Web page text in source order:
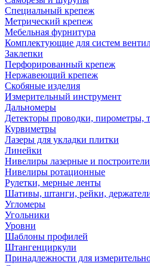
Специальный крепеж
Метрический крепеж
Мебельная фурнитура
Комплектующие для систем
Заклепки
Перфорированный крепеж
Нержавеющий крепеж
Скобяные изделия
Измерительный инструмент
Дальномеры
Детекторы проводки, пирометры,
Курвиметры
Лазеры для укладки плитки
Линейки
Нивелиры лазерные и построители
Нивелиры ротационные
Рулетки, мерные ленты
Шативы, штанги, рейки,
Угломеры
Угольники
Уровни
Шаблоны профилей
Штангенциркули
Принадлежности для